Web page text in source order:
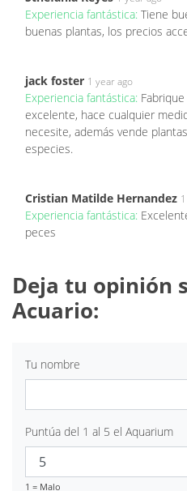
Experiencia fantástica: Tiene
buenas plantas, los precios
jack foster 1 year ago
Experiencia fantástica:
excelente, hace cualquier
necesite, además vende
especies.
Cristian Matilde Hernandez
Experiencia fantástica:
peces
Deja tu opinión
Acuario:
Tu nombre
Puntúa del 1 al 5 el Aquarium
1 = Malo